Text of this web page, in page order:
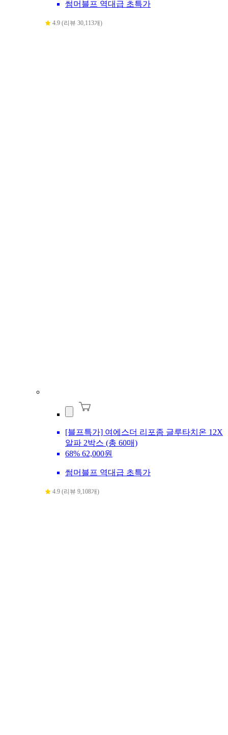
썸머블프 역대급 초특가
4.9 (리뷰 30,113개)
[블프특가] 여에스더 리포좀 글루타치온 12X
알파 2박스 (총 60매)
68% 62,000원
썸머블프 역대급 초특가
4.9 (리뷰 9,108개)